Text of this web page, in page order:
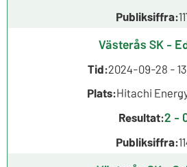
Publiksiffra:
Västerås SK -
Tid:2024-09-28 -
Plats:Hitachi
Resultat:2 -
Publiksiffra: